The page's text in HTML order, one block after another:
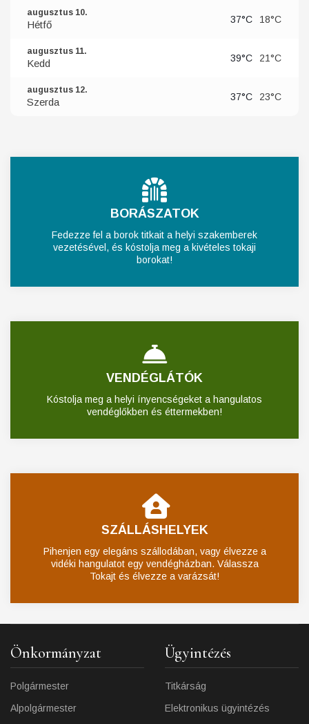
augusztus 10.
Hétfő 37°C 18°C
augusztus 11.
Kedd 39°C 21°C
augusztus 12.
Szerda 37°C 23°C
BORÁSZATOK
Fedezze fel a borok titkait a helyi szakemberek
vezetésével, és kóstolja meg a kivételes tokaji
borokat!
VENDÉGLÁTÓK
Kóstolja meg a helyi ínyencségeket a hangulatos
vendéglőkben és éttermekben!
SZÁLLÁSHELYEK
Pihenjen egy elegáns szállodában, vagy élvezze a
vidéki hangulatot egy vendégházban. Válassza
Tokajt és élvezze a varázsát!
Önkormányzat
Polgármester
Alpolgármester
Ügyintézés
Titkárság
Elektronikus ügyintézés